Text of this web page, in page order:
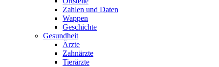
Zahlen und Daten
Wappen
Geschichte
Gesundheit
Ärzte
Zahnärzte
Tierärzte